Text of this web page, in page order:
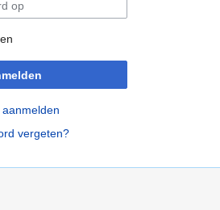
aanmelden
vergeten?